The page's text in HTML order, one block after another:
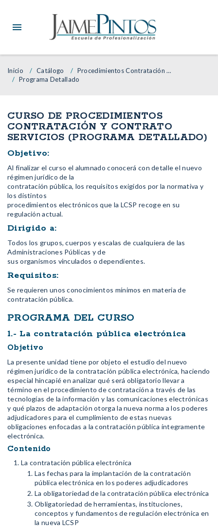
Inicio Catálogo
Procedimientos Contratación y Contrato Servicios
Programa Detallado
CURSO DE PROCEDIMIENTOS
CONTRATACIÓN Y CONTRATO
SERVICIOS (PROGRAMA DETALLADO)
Objetivo:
Al finalizar el curso el alumnado conocerá con detalle el nuevo
régimen jurídico de la
contratación pública, los requisitos exigidos por la normativa y
los distintos
procedimientos electrónicos que la LCSP recoge en su
regulación actual.
Dirigido a:
Todos los grupos, cuerpos y escalas de cualquiera de las
Administraciones Públicas y de
sus organismos vinculados o dependientes.
Requisitos:
Se requieren unos conocimientos mínimos en materia de
contratación pública.
PROGRAMA DEL CURSO
1.- La contratación pública electrónica
Objetivo
La presente unidad tiene por objeto el estudio del nuevo
régimen jurídico de la contratación pública electrónica, haciendo
especial hincapié en analizar qué será obligatorio llevar a
término en el procedimiento de contratación a través de las
tecnologías de la información y las comunicaciones electrónicas
y qué plazos de adaptación otorga la nueva norma a los poderes
adjudicadores para el cumplimiento de estas nuevas
obligaciones enfocadas a la contratación pública íntegramente
electrónica.
Contenido
La contratación pública electrónica
Las fechas para la implantación de la contratación
pública electrónica en los poderes adjudicadores
La obligatoriedad de la contratación pública electrónica
Obligatoriedad de herramientas, instituciones,
conceptos y fundamentos de regulación electrónica en
la nueva LCSP